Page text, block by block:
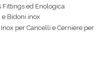
Fittings ed Enologica
e Bidoni inox
per Cancelli e Cerniere per